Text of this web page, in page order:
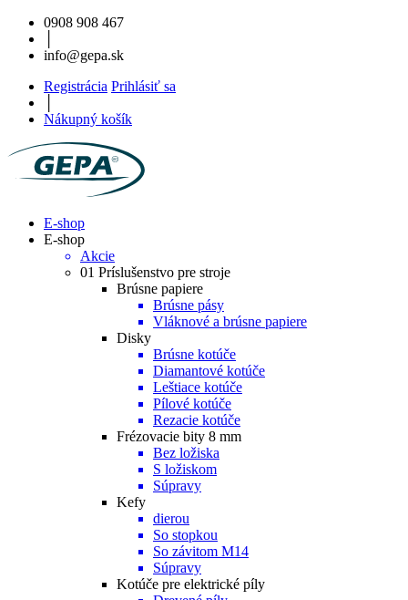
0908 908 467
info@gepa.sk
Registrácia Prihlásiť sa
Nákupný košík
E-shop
E-shop
Akcie
01 Príslušenstvo pre stroje
Brúsne papiere
Brúsne pásy
Vláknové a brúsne papiere
Disky
Brúsne kotúče
Diamantové kotúče
Leštiace kotúče
Pílové kotúče
Rezacie kotúče
Frézovacie bity 8 mm
Bez ložiska
S ložiskom
Súpravy
Kefy
dierou
So stopkou
So závitom M14
Súpravy
Kotúče pre elektrické píly